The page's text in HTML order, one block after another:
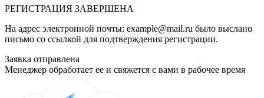
РЕГИСТРАЦИЯ ЗАВЕРШЕНА
На адрес электронной почты: example@mail.ru было выслано
письмо со ссылкой для подтверждения регистрации.
Заявка отправлена
Менеджер обработает ее и свяжется с вами в рабочее время